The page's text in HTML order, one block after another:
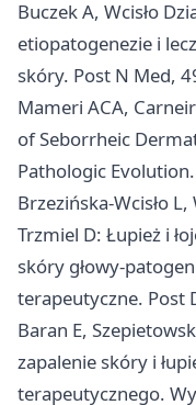
Buczek A, Wcisło
etiopatogenezie i
skóry. Post N Med,
Mameri ACA,
of Seborrheic
Pathologic
Brzezińska-Wcisło L,
Trzmiel D: Łupież i
skóry głowy-
terapeutyczne. Post
Baran E,
zapalenie skóry i
terapeutycznego.